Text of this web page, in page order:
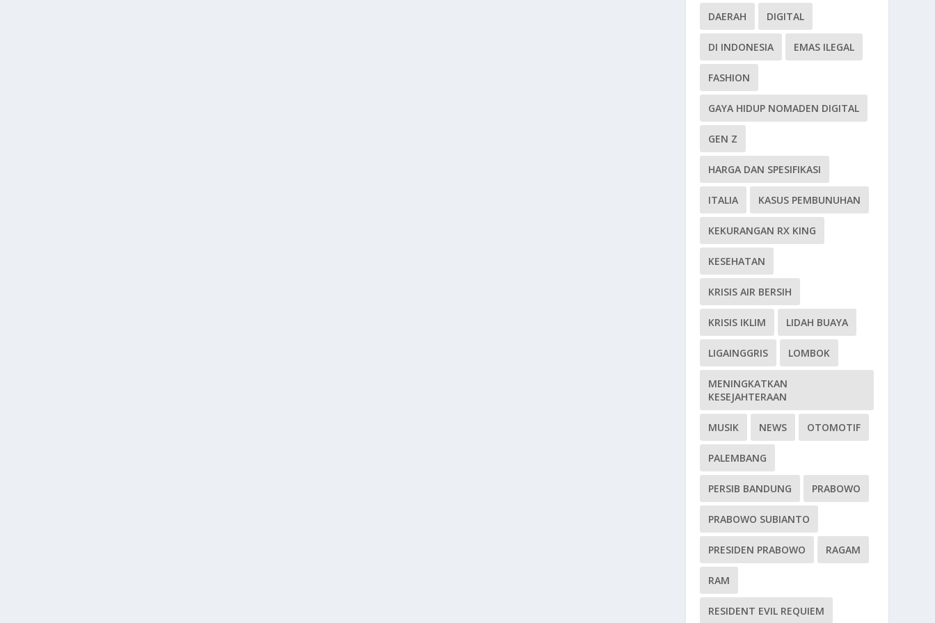
DAERAH DIGITAL
DI INDONESIA EMAS ILEGAL
FASHION
GAYA HIDUP NOMADEN DIGITAL
GEN Z
HARGA DAN SPESIFIKASI
ITALIA KASUS PEMBUNUHAN
KEKURANGAN RX KING
KESEHATAN
KRISIS AIR BERSIH
KRISIS IKLIM LIDAH BUAYA
LIGAINGGRIS LOMBOK
MENINGKATKAN
KESEJAHTERAAN
MUSIK NEWS OTOMOTIF
PALEMBANG
PERSIB BANDUNG PRABOWO
PRABOWO SUBIANTO
PRESIDEN PRABOWO RAGAM
RAM
RESIDENT EVIL REQUIEM